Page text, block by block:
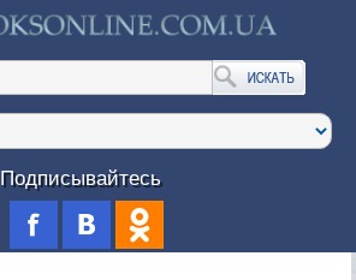
Подписывайтесь